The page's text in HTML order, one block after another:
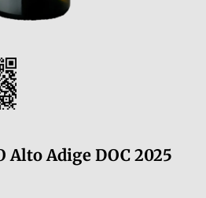
Alto Adige DOC 2025